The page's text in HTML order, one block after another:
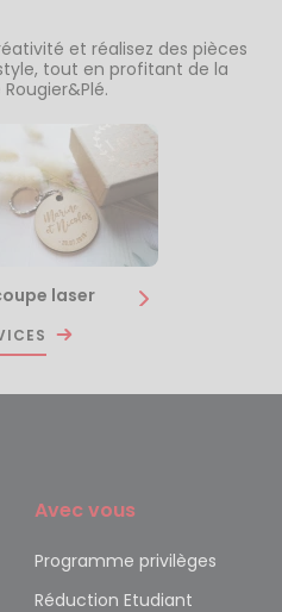
et réalisez des pièces
tout en profitant de la
laser
Avec vous
Programme privilèges
Réduction Etudiant